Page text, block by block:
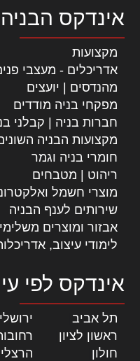
אינדקס
מקצועות
אדריכלים - מעצבי
מהנדסים | יועצים
מפקחי בניה מודדים
חברות בניה | קבלני
מקצועות הבניה
חומרי בניה וגמר
ריהוט | מטבחים
מוצרי חשמל
שירותים לענף הבניה
אבזור ומוצרים
לימודי עיצוב,
אינדקס לפי
תל אביב
ראשון לציון
חולון